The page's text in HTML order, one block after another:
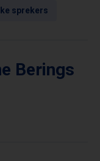
sprekers
Berings